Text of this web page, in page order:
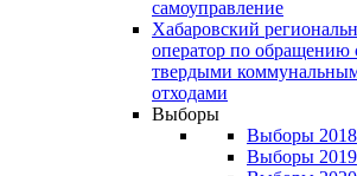
самоуправление
Хабаровский
оператор по обращению
твердыми
отходами
Выборы
Выборы 2018
Выборы 2019